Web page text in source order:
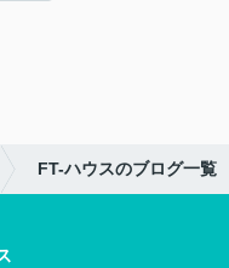
FT-ハウスのブログ一覧